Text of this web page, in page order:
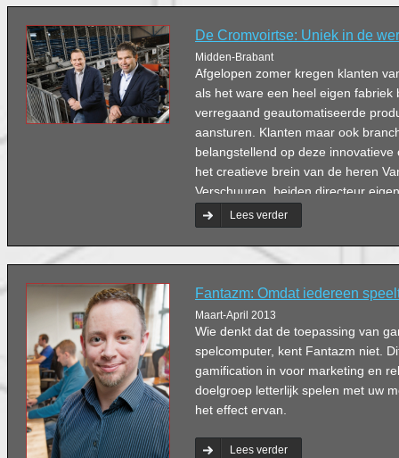
De Cromvoirtse: Uniek in de
Midden-Brabant
Afgelopen zomer kregen klanten
als het ware een heel eigen fabriek
verregaand geautomatiseerde
aansturen. Klanten maar ook
belangstellend op deze
het creatieve brein van de heren
Verschuuren, beiden directeur
Lees verder
Fantazm: Omdat iedereen
Maart-April 2013
Wie denkt dat de toepassing van
spelcomputer, kent Fantazm niet.
gamification in voor marketing en
doelgroep letterlijk spelen met uw
het effect ervan.
Lees verder